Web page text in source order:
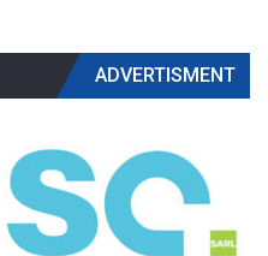
ADVERTISMENT